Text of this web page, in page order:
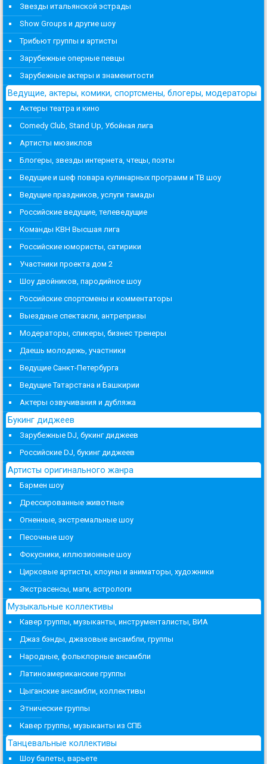
Звезды итальянской эстрады
Show Groups и другие шоу
Трибьют группы и артисты
Зарубежные оперные певцы
Зарубежные актеры и знаменитости
Ведущие, актеры, комики, спортсмены, блогеры, модераторы
Актеры театра и кино
Comedy Club, Stand Up, Убойная лига
Артисты мюзиклов
Блогеры, звезды интернета, чтецы, поэты
Ведущие и шеф повара кулинарных программ и ТВ шоу
Ведущие праздников, услуги тамады
Российские ведущие, телеведущие
Команды КВН Высшая лига
Российские юмористы, сатирики
Участники проекта дом 2
Шоу двойников, пародийное шоу
Российские спортсмены и комментаторы
Выездные спектакли, антрепризы
Модераторы, спикеры, бизнес тренеры
Даешь молодежь, участники
Ведущие Санкт-Петербурга
Ведущие Татарстана и Башкирии
Актеры озвучивания и дубляжа
Букинг диджеев
Зарубежные DJ, букинг диджеев
Российские DJ, букинг диджеев
Артисты оригинального жанра
Бармен шоу
Дрессированные животные
Огненные, экстремальные шоу
Песочные шоу
Фокусники, иллюзионные шоу
Цирковые артисты, клоуны и аниматоры, художники
Экстрасенсы, маги, астрологи
Музыкальные коллективы
Кавер группы, музыканты, инструменталисты, ВИА
Джаз бэнды, джазовые ансамбли, группы
Народные, фольклорные ансамбли
Латиноамериканские группы
Цыганские ансамбли, коллективы
Этнические группы
Кавер группы, музыканты из СПБ
Танцевальные коллективы
Шоу балеты, варьете